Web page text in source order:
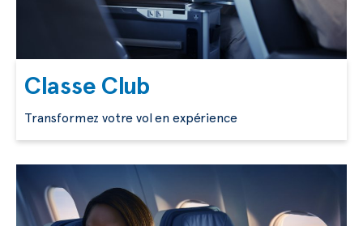
Classe Club
Transformez votre vol en expérience